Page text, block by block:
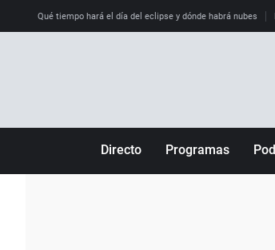
Qué tiempo hará el día del eclipse y dónde habrá nubes
Directo Programas